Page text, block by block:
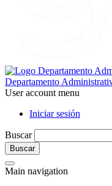
Departamento
User account menu
Iniciar sesión
Buscar
Main navigation